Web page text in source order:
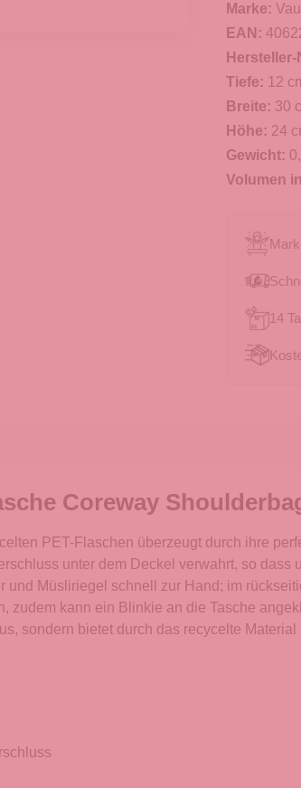
Marke:
EAN:
Hersteller-
Tiefe: 12
Breite: 30
Höhe: 24
Gewicht:
Volumen
14
Coreway
PET-Flaschen überzeugt durch ihre
unter dem Deckel verwahrt, so dass
und Müsliriegel schnell zur Hand; im
zudem kann ein Blinkie an die Tasche
sondern bietet durch das recycelte